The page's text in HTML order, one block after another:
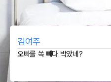
김여주
오빠를 쏙 빼다 박았네?